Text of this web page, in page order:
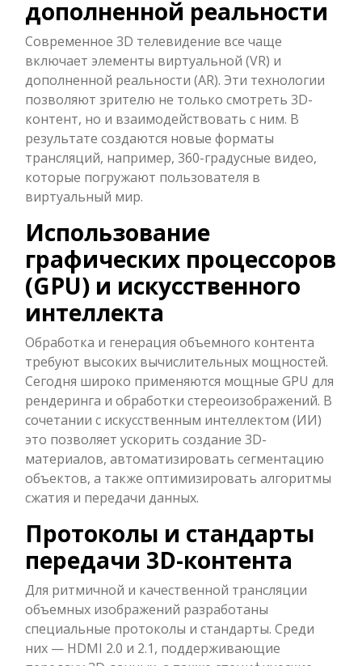
дополненной реальности
Современное 3D телевидение все чаще
включает элементы виртуальной (VR) и
дополненной реальности (AR). Эти технологии
позволяют зрителю не только смотреть 3D-
контент, но и взаимодействовать с ним. В
результате создаются новые форматы
трансляций, например, 360-градусные видео,
которые погружают пользователя в
виртуальный мир.
Использование
графических процессоров
(GPU) и искусственного
интеллекта
Обработка и генерация объемного контента
требуют высоких вычислительных мощностей.
Сегодня широко применяются мощные GPU для
рендеринга и обработки стереоизображений. В
сочетании с искусственным интеллектом (ИИ)
это позволяет ускорить создание 3D-
материалов, автоматизировать сегментацию
объектов, а также оптимизировать алгоритмы
сжатия и передачи данных.
Протоколы и стандарты
передачи 3D-контента
Для ритмичной и качественной трансляции
объемных изображений разработаны
специальные протоколы и стандарты. Среди
них — HDMI 2.0 и 2.1, поддерживающие